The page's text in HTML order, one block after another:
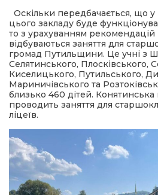
вісті
голос гірського краю
умови придбання
Оскільки передбачається, що у
цього закладу буде
то з урахуванням
відбуваються заняття для
громад Путильщини. Це учні з
Селятинського, Плосківського,
Киселицького, Путильського,
Мариничівського та
близько 460 дітей. Конятинська
проводить заняття для
ліцеїв.